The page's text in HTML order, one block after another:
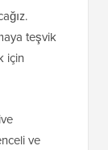
teşvik
için
ve